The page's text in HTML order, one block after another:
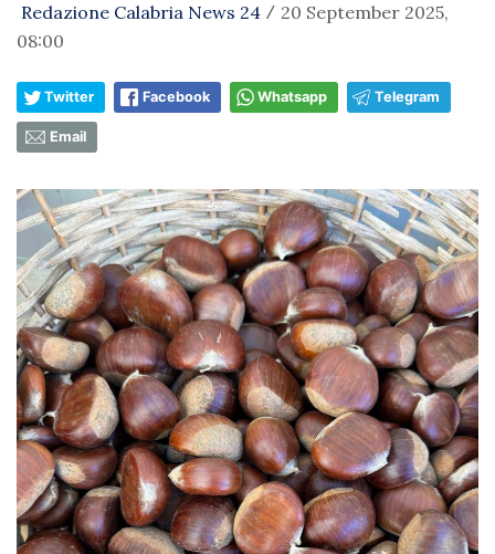
Redazione Calabria News 24 / 20 September 2025,
08:00
Twitter Facebook Whatsapp Telegram
Email